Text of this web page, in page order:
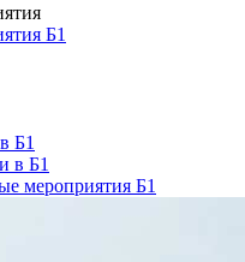
Б1
Б1
в Б1
мероприятия Б1